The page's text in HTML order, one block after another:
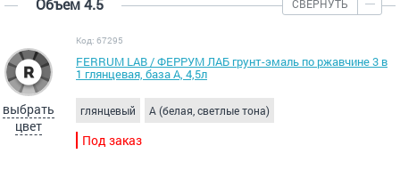
Объем 4.5 СВЕРНУТЬ
выбрать
цвет
Код: 67295
FERRUM LAB / ФЕРРУМ ЛАБ грунт-эмаль по ржавчине 3 в
1 глянцевая, база А, 4,5л
глянцевый A (белая, светлые тона)
Под заказ